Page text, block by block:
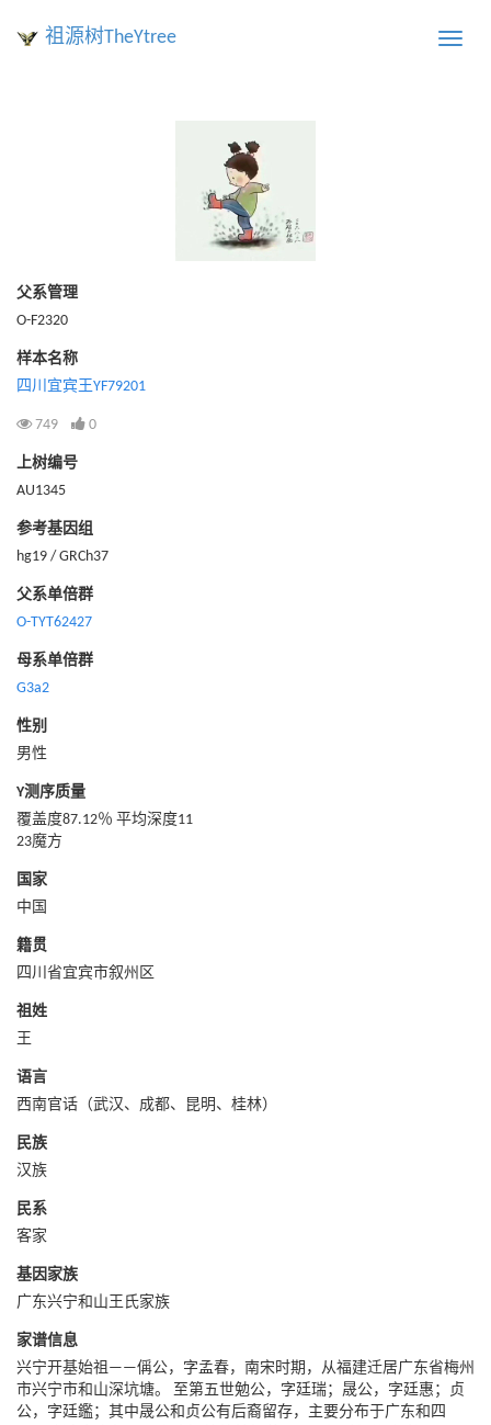
Toggle
祖源树TheYtree
父系管理
O-F2320
样本名称
四川宜宾王YF79201
749 0
上树编号
AU1345
参考基因组
hg19 / GRCh37
父系单倍群
O-TYT62427
母系单倍群
G3a2
性别
男性
Y测序质量
覆盖度87.12％ 平均深度11
23魔方
国家
中国
籍贯
四川省宜宾市叙州区
祖姓
王
语言
西南官话（武汉、成都、昆明、桂林）
民族
汉族
民系
客家
基因家族
广东兴宁和山王氏家族
家谱信息
兴宁开基始祖——偁公，字孟春，南宋时期，从福建迁居广东省梅州
市兴宁市和山深坑塘。 至第五世勉公，字廷瑞；晟公，字廷惠；贞
公，字廷鑑；其中晟公和贞公有后裔留存，主要分布于广东和四